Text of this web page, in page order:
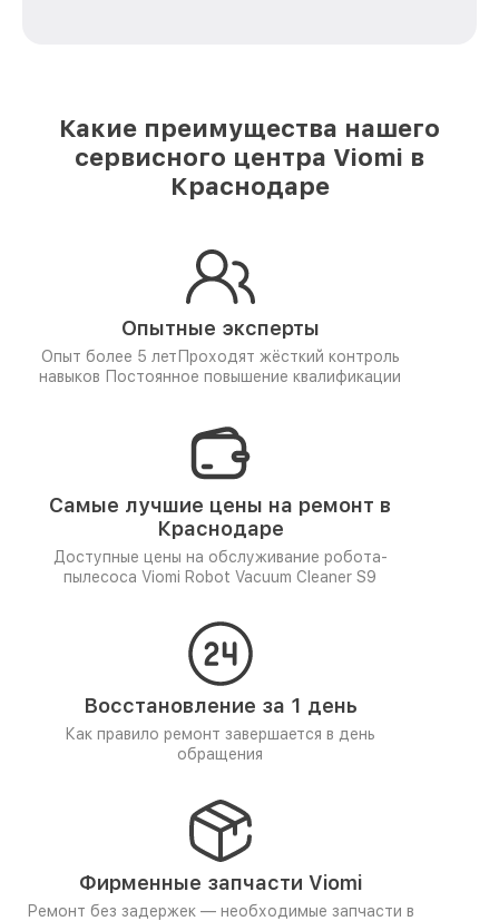
Какие преимущества нашего
сервисного центра Viomi в
Краснодаре
Опытные эксперты
Опыт более 5 лет Проходят жёсткий контроль
навыков Постоянное повышение квалификации
Самые лучшие цены на ремонт в
Краснодаре
Доступные цены на обслуживание робота-
пылесоса Viomi Robot Vacuum Cleaner S9
Восстановление за 1 день
Как правило ремонт завершается в день
обращения
Фирменные запчасти Viomi
Ремонт без задержек — необходимые запчасти в